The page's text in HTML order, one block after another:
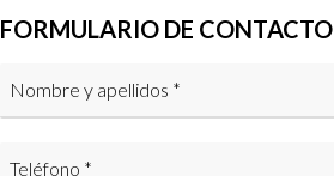
FORMULARIO DE CONTACTO